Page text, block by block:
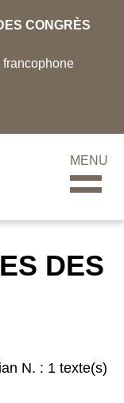
CONGRÈS
MENU
DES
N. : 1 texte(s)